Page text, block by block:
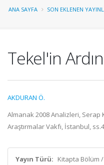
ANA SAYFA SON EKLENEN
Tekel'in
AKDURAN Ö.
Almanak 2008 Analizleri, Serap
Araştırmalar Vakfı, İstanbul,
Yayın Türü: Kitapta Bölüm /